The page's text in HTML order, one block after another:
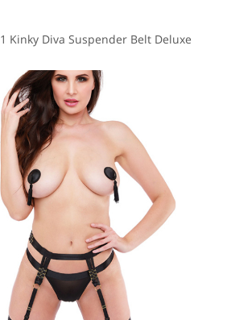
1 Kinky Diva Suspender Belt Deluxe